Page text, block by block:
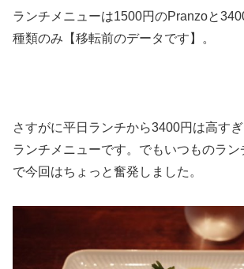
ランチメニューは1500円のPranzoと
種類のみ【移転前のデータです】。
さすがに平日ランチから3400円は高す
ランチメニューです。でもいつものラ
で今回はちょっと奮発しました。